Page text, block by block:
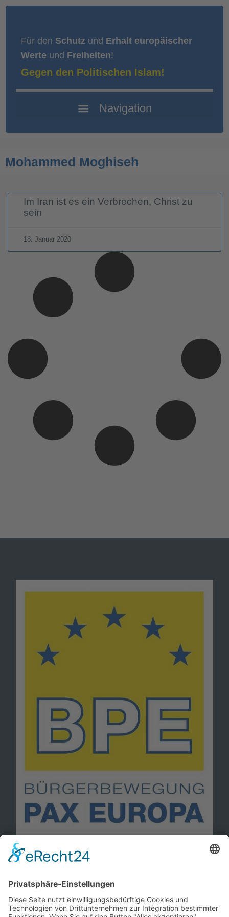
Für den Schutz und Erhalt europäischer
Werte und Freiheiten!
Gegen den Politischen Islam!
Mohammed Moghiseh
Im Iran ist es ein Verbrechen, Christ zu
sein
18. Januar 2020
Kontakt
Mitglied werden!